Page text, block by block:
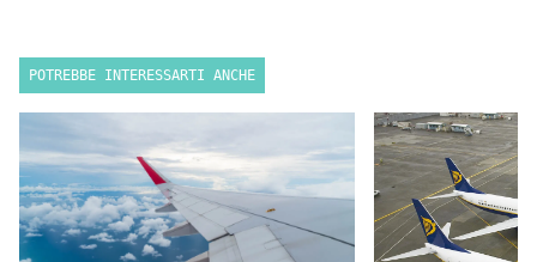
POTREBBE INTERESSARTI ANCHE